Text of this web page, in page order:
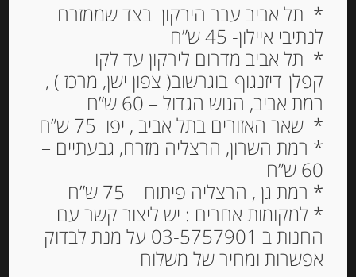
שקדי מרקונה מקורמלים
מצופים במעטפת פרלין ,
100 גרם CATANIES
₪41.00
מחיר ל 100 גרם: 41.00 ש"ח
* תל אביב עבר הירקון בצד שממזרח
לנתיבי איילון- 45 ש”ח
* תל אביב מדרום לירקון עד לקו
קפלן-דיזנגוף-בוגרשוב( צפון ישן, מרכז ) ,
רמת אביב, הגוש הגדול – 60 ש”ח
* שאר האזורים בתל אביב , יפו 75 ש”ח
* רמת השרון, הרצליה מזרח, גבעתיים –
60 ש”ח
* רמת גן , הרצליה פיתוח – 75 ש”ח
* למקומות אחרים : יש ליצור קשר עם
החנות ב 03-5757901 על מנת לבדוק
אפשרות ומחיר של משלוח